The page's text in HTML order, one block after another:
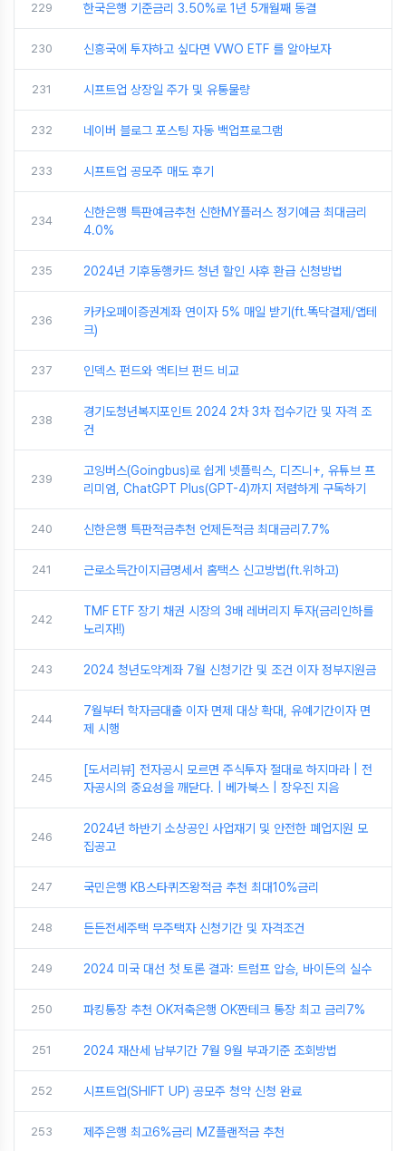
229 한국은행 기준금리 3.50%로 1년 5개월째 동결
230 신흥국에 투자하고 싶다면 VWO ETF 를 알아보자
231 시프트업 상장일 주가 및 유통물량
232 네이버 블로그 포스팅 자동 백업프로그램
233 시프트업 공모주 매도 후기
234
신한은행 특판예금추천 신한MY플러스 정기예금 최대금리
4.0%
235 2024년 기후동행카드 청년 할인 사후 환급 신청방법
236
카카오페이증권계좌 연이자 5% 매일 받기(ft.똑닥결제/앱테
크)
237 인덱스 펀드와 액티브 펀드 비교
238
경기도청년복지포인트 2024 2차 3차 접수기간 및 자격 조
건
239
고잉버스(Goingbus)로 쉽게 넷플릭스, 디즈니+, 유튜브 프
리미엄, ChatGPT Plus(GPT-4)까지 저렴하게 구독하기
240 신한은행 특판적금추천 언제든적금 최대금리7.7%
241 근로소득간이지급명세서 홈택스 신고방법(ft.위하고)
242
TMF ETF 장기 채권 시장의 3배 레버리지 투자(금리인하를
노리자!!)
243 2024 청년도약계좌 7월 신청기간 및 조건 이자 정부지원금
244
7월부터 학자금대출 이자 면제 대상 확대, 유예기간이자 면
제 시행
245
[도서리뷰] 전자공시 모르면 주식투자 절대로 하지마라 | 전
자공시의 중요성을 깨닫다. | 베가북스 | 장우진 지음
246
2024년 하반기 소상공인 사업재기 및 안전한 폐업지원 모
집공고
247 국민은행 KB스타퀴즈왕적금 추천 최대10%금리
248 든든전세주택 무주택자 신청기간 및 자격조건
249 2024 미국 대선 첫 토론 결과: 트럼프 압승, 바이든의 실수
250 파킹통장 추천 OK저축은행 OK짠테크 통장 최고 금리7%
251 2024 재산세 납부기간 7월 9월 부과기준 조회방법
252 시프트업(SHIFT UP) 공모주 청약 신청 완료
253 제주은행 최고6%금리 MZ플랜적금 추천